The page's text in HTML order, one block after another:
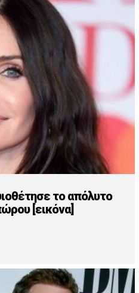
το απόλυτο
[εικόνα]